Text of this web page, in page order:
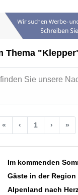
Thema
Sie unsere
« ‹ 1 › »
Im kommenden
Gäste in der Region
Alpenland nach